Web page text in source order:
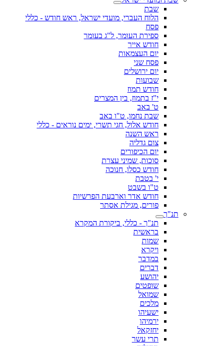
שבת
הלוח העברי, מועדי ישראל, ראש חודש - כללי
פסח
ספירת העומר, ל"ג בעומר
חודש אייר
יום העצמאות
פסח שני
יום ירושלים
שבועות
חודש תמוז
י"ז בתמוז, בין המצרים
ט' באב
שבת נחמו, ט"ו באב
חודש אלול, חגי תשרי, ימים נוראים - כללי
ראש השנה
צום גדליה
יום הכיפורים
סוכות, שמיני עצרת
חודש כסלו, חנוכה
י' בטבת
ט"ו בשבט
חודש אדר וארבעת הפרשיות
פורים, מגילת אסתר
תנ"ך
תנ"ך - כללי, ביקורת המקרא
בראשית
שמות
ויקרא
במדבר
דברים
יהושע
שופטים
שמואל
מלכים
ישעיהו
ירמיהו
יחזקאל
תרי עשר